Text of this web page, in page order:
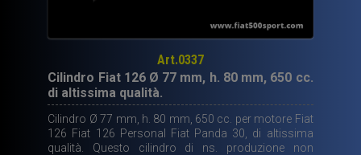
Art.0337
Cilindro Fiat 126 Ø 77 mm, h. 80 mm, 650 cc.
di altissima qualità.
Cilindro Ø 77 mm, h. 80 mm, 650 cc. per motore Fiat
126 Fiat 126 Personal Fiat Panda 30, di altissima
qualità. Questo cilindro di ns. produzione non